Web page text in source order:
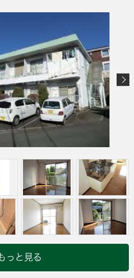
っと見る